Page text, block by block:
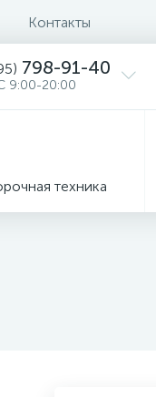
Контакты
798-91-40
9:00-20:00
техника